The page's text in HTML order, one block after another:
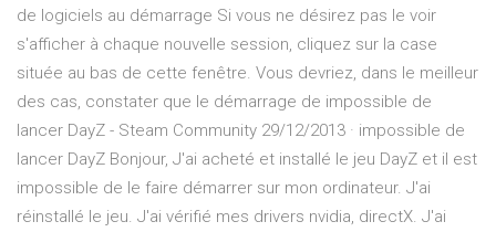
de logiciels au démarrage Si vous ne désirez pas le voir
s'afficher à chaque nouvelle session, cliquez sur la case
située au bas de cette fenêtre. Vous devriez, dans le meilleur
des cas, constater que le démarrage de impossible de
lancer DayZ - Steam Community 29/12/2013 · impossible de
lancer DayZ Bonjour, J'ai acheté et installé le jeu DayZ et il est
impossible de le faire démarrer sur mon ordinateur. J'ai
réinstallé le jeu. J'ai vérifié mes drivers nvidia, directX. J'ai